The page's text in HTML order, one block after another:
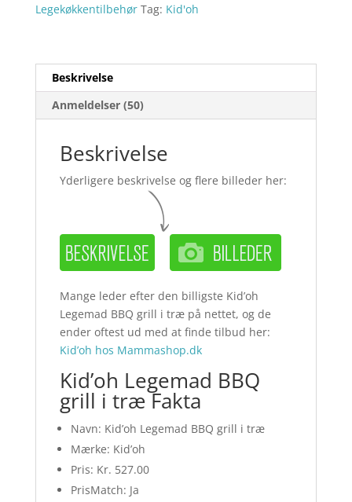
Legekøkkentilbehør Tag: Kid'oh
Beskrivelse
Anmeldelser (50)
Beskrivelse
Yderligere beskrivelse og flere billeder her:
Mange leder efter den billigste Kid’oh
Legemad BBQ grill i træ på nettet, og de
ender oftest ud med at finde tilbud her:
Kid’oh hos Mammashop.dk
Kid’oh Legemad BBQ
grill i træ Fakta
Navn: Kid’oh Legemad BBQ grill i træ
Mærke: Kid’oh
Pris: Kr. 527.00
PrisMatch: Ja